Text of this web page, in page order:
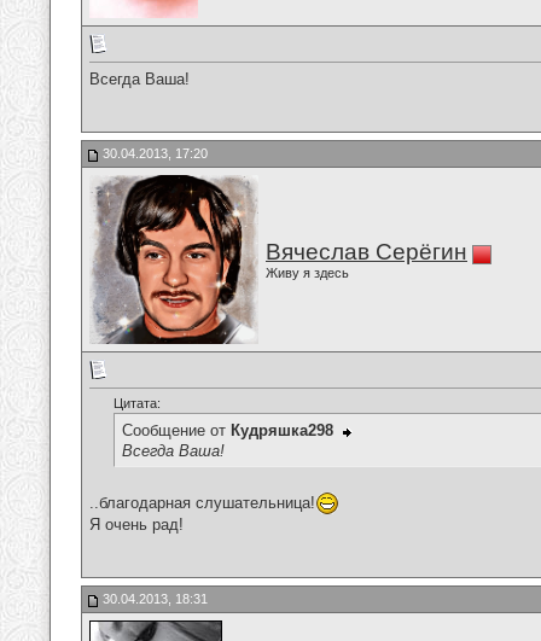
Всегда Ваша!
30.04.2013, 17:20
Вячеслав Серёгин
Живу я здесь
Цитата:
Сообщение от Кудряшка298
Всегда Ваша!
..благодарная слушательница!
Я очень рад!
30.04.2013, 18:31